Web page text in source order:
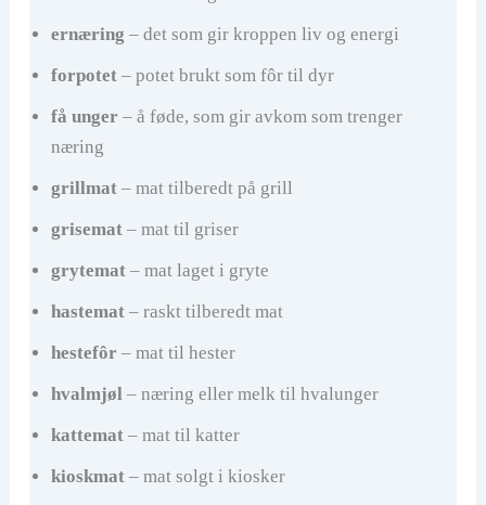
ernæring – det som gir kroppen liv og energi
forpotet– potet brukt som fôr til dyr
få unger – å føde, som gir avkom som trenger
næring
grillmat– mat tilberedt på grill
grisemat– mat til griser
grytemat– mat laget i gryte
hastemat– raskt tilberedt mat
hestefôr – mat til hester
hvalmjøl– næring eller melk til hvalunger
kattemat– mat til katter
kioskmat– mat solgt i kiosker